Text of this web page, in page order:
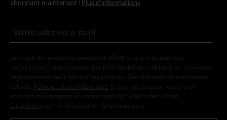
abonnant maintenant ! Plus d'informations
J’accepte de recevoir la newsletter d’EMP et que mes données
personnelles soient utilisées par EMP Mail Order UK Ltd pour m’envoyer
régulièrement des infos sur ses produits. Mes données seront traitées
selon la
Politique de confidentialité . Je sais que je peux retirer mon
accord à tout moment en contactant EMP Mail Order UK Ltd.
Cliquer ici pour me désabonner de la newsletter.